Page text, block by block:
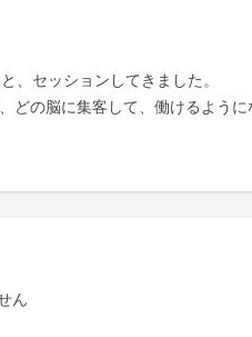
、セッションしてきました。
どの脳に集客して、働けるように
ん